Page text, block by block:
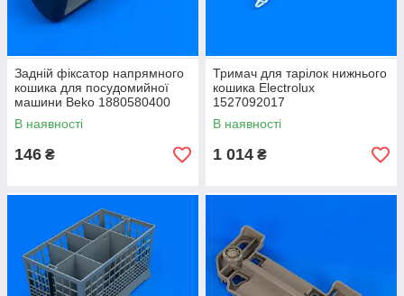
Задній фіксатор напрямного
кошика для посудомийної
машини Beko 1880580400
В наявності
146 ₴
Тримач для тарілок нижнього
кошика Electrolux
1527092017
В наявності
1 014 ₴